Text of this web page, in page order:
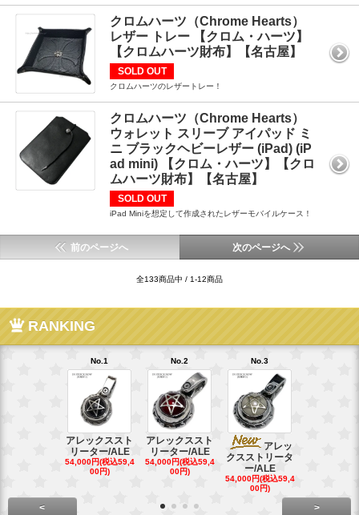
クロムハーツ（Chrome Hearts）
レザー トレー 【クロム・ハーツ】
【クロムハーツ財布】【名古屋】
SOLD OUT
クロムハーツのレザートレー！
クロムハーツ（Chrome Hearts）
ウォレット スリーブ アイパッド ミ
ニ ブラックヘビーレザー (iPad) (iP
ad mini) 【クロム・ハーツ】【クロ
ムハーツ財布】【名古屋】
SOLD OUT
iPad Miniを想定して作成されたレザーモバイルケース！
前のページへ 次のページへ
全133商品中 / 1-12商品
RANKING
No.1
アレックススト
リーター/ALE
54,000円(税込59,4
00円)
No.2
アレックススト
リーター/ALE
54,000円(税込59,4
00円)
No.3
アレッ
クスストリータ
ー/ALE
54,000円(税込59,4
00円)
< >